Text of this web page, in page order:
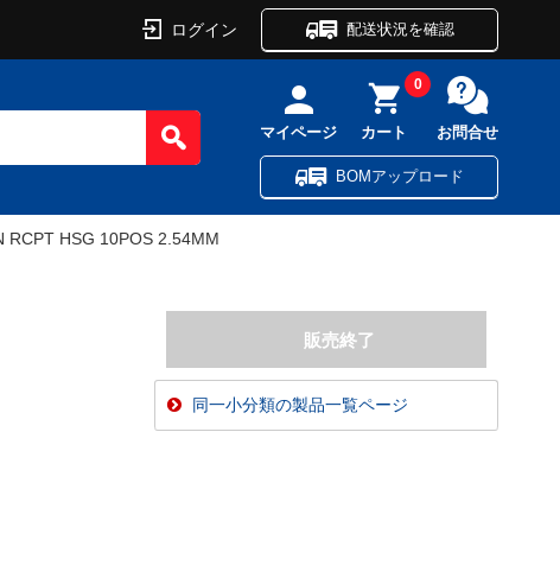
ログイン 配送状況を確認
マイページ カート
0
お問合せ
BOMアップロード
RCPT HSG 10POS 2.54MM
同一小分類の製品一覧ページ